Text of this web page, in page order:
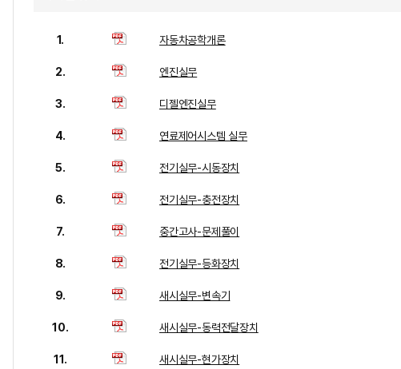
1. 자동차공학개론
2. 엔진실무
3. 디젤엔진실무
4. 연료제어시스템 실무
5. 전기실무-시동장치
6. 전기실무-충전장치
7. 중간고사-문제풀이
8. 전기실무-등화장치
9. 새시실무-변속기
10. 새시실무-동력전달장치
11. 새시실무-현가장치